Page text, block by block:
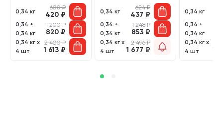
0,34 кг
600₽
420 ₽
0,34 +
0,34 кг
1 200₽
820 ₽
0,34 кг х
4 шт
2 400₽
1 613 ₽
0,34 кг
624₽
437 ₽
0,34 +
0,34 кг
1 248₽
853 ₽
0,34 кг х
4 шт
2 496₽
1 677 ₽
0,34 кг
0,34 +
0,34 кг
0,34 кг х
4 шт